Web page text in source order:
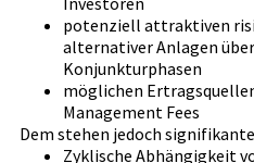
potenziell attraktiven
alternativer Anlagen
Konjunkturphasen
möglichen
Management Fees
Dem stehen jedoch
Zyklische Abhängigkeit